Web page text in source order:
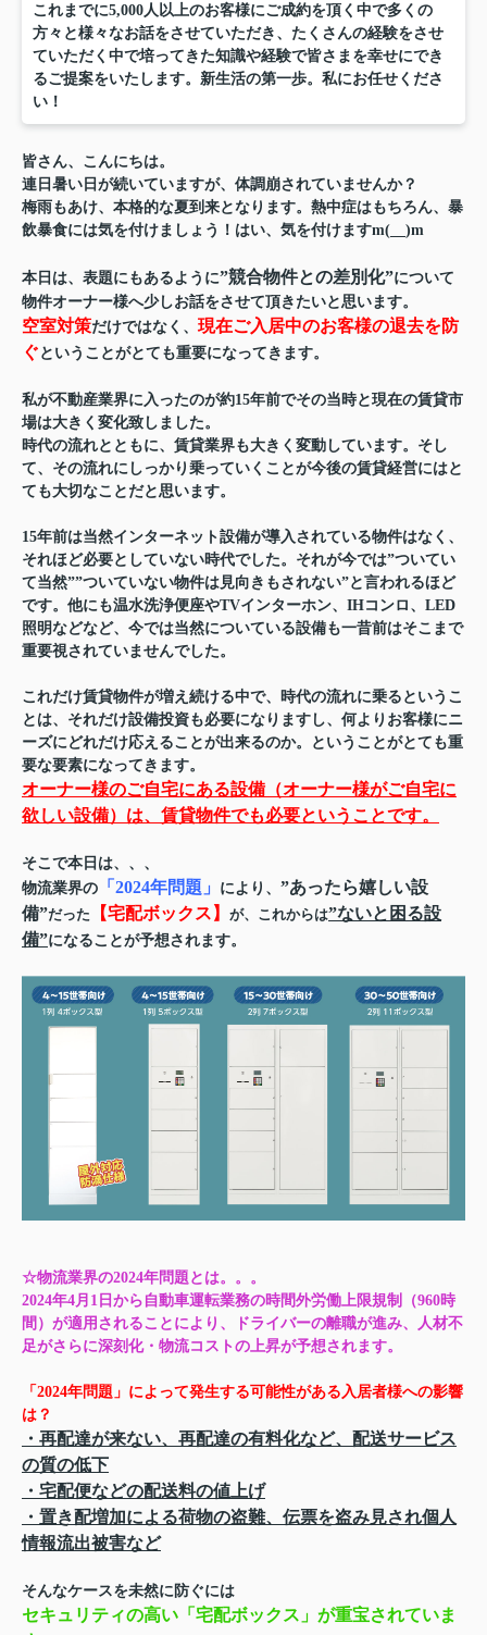
これまでに5,000人以上のお客様にご成約を頂く中で多くの
方々と様々なお話をさせていただき、たくさんの経験をさせ
ていただく中で培ってきた知識や経験で皆さまを幸せにでき
るご提案をいたします。新生活の第一歩。私にお任せくださ
い！
皆さん、こんにちは。
連日暑い日が続いていますが、体調崩されていませんか？
梅雨もあけ、本格的な夏到来となります。熱中症はもちろん、暴
飲暴食には気を付けましょう！はい、気を付けますm(__)m
本日は、表題にもあるように”競合物件との差別化”について
物件オーナー様へ少しお話をさせて頂きたいと思います。
空室対策だけではなく、 現在ご入居中のお客様の退去を防
ぐ ということがとても重要になってきます。
私が不動産業界に入ったのが約15年前でその当時と現在の賃貸市
場は大きく変化致しました。
時代の流れとともに、賃貸業界も大きく変動しています。そし
て、その流れにしっかり乗っていくことが今後の賃貸経営にはと
ても大切なことだと思います。
15年前は当然インターネット設備が導入されている物件はなく、
それほど必要としていない時代でした。それが今では”ついてい
て当然””ついていない物件は見向きもされない”と言われるほど
です。他にも温水洗浄便座やTVインターホン、IHコンロ、LED
照明などなど、今では当然についている設備も一昔前はそこまで
重要視されていませんでした。
これだけ賃貸物件が増え続ける中で、時代の流れに乗るというこ
とは、それだけ設備投資も必要になりますし、何よりお客様にニ
ーズにどれだけ応えることが出来るのか。ということがとても重
要な要素になってきます。
オーナー様のご自宅にある設備（オーナー様がご自宅に
欲しい設備）は、賃貸物件でも必要ということです。
そこで本日は、、、
物流業界の 「2024年問題」 により、 ”あったら嬉しい設
備”だった 【宅配ボックス】 が、これからは”ないと困る設
備”になることが予想されます。
☆物流業界の2024年問題とは。。。
2024年4月1日から自動車運転業務の時間外労働上限規制（960時
間）が適用されることにより、ドライバーの離職が進み、人材不
足がさらに深刻化・物流コストの上昇が予想されます。
「2024年問題」 によって発生する可能性がある入居者様への影響
は？
・再配達が来ない、再配達の有料化など、配送サービス
の質の低下
・宅配便などの配送料の値上げ
・置き配増加による荷物の盗難、伝票を盗み見され個人
情報流出被害など
そんなケースを未然に防ぐには
セキュリティの高い「宅配ボックス」が重宝されていま